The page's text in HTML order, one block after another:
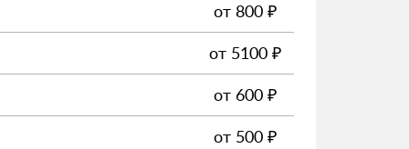
от 800 ₽
от 5100 ₽
от 600 ₽
от 500 ₽